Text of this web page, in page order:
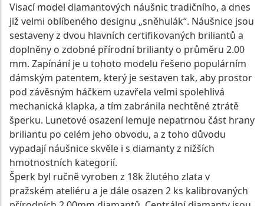
Visací model diamantových náušnic tradičního, a dnes
již velmi oblíbeného designu „sněhulák“. Náušnice jsou
sestaveny z dvou hlavních certifikovaných briliantů a
doplněny o zdobné přírodní brilianty o průměru 2.00
mm. Zapínání je u tohoto modelu řešeno populárním
dámským patentem, který je sestaven tak, aby prostor
pod závěsným háčkem uzavřela velmi spolehlivá
mechanická klapka, a tím zabránila nechtěné ztrátě
šperku. Lunetové osazení lemuje nepatrnou část hrany
briliantu po celém jeho obvodu, a z toho důvodu
vypadají náušnice skvěle i s diamanty z nižších
hmotnostních kategorií.
Šperk byl ručně vyroben z 18k žlutého zlata v
pražském ateliéru a je dále osazen 2 ks kalibrovaných